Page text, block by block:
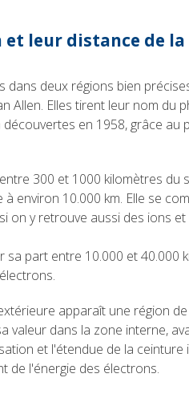
et leur distance de
dans deux régions bien
Allen. Elles tirent leur nom du
découvertes en 1958, grâce au
300 et 1000 kilomètres du
environ 10.000 km. Elle se
on y retrouve aussi des ions et
part entre 10.000 et 40.000
apparaît une région
valeur dans la zone interne,
et l'étendue de la ceinture
de l'énergie des électrons.